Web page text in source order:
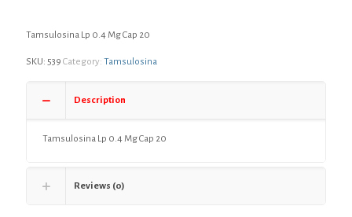
Tamsulosina Lp 0.4 Mg Cap 20
SKU: 539 Category: Tamsulosina
Description
Tamsulosina Lp 0.4 Mg Cap 20
Reviews (0)